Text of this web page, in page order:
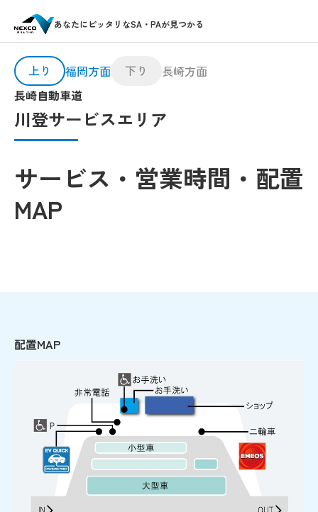
あなたにピッタリなSA・PAが見つかる
長崎自動車道
川登サービスエリア
上り 福岡方面 下り 長崎方面
サービス・営業時間・配置
MAP
配置MAP